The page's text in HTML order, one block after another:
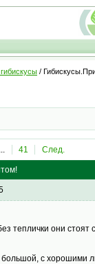
/
... 41 След.
теплички они стоят
с хорошими